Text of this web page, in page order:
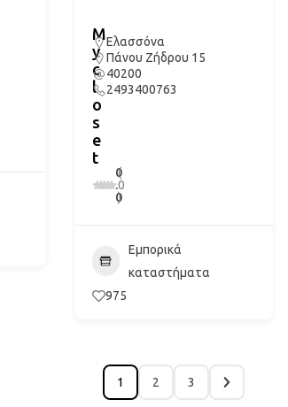
M
y
c
l
o
s
e
t
0
.
0
(
0
)
Ελασσόνα
Πάνου Ζήδρου 15
40200
2493400763
Εμπορικά
καταστήματα
975
1 2 3